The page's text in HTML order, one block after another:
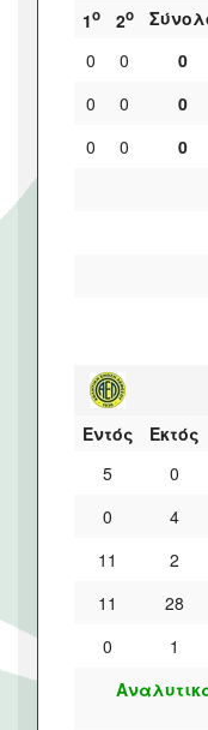
1ο 2ο
0 0 0
0
0 0
0
0 0
Εντός Εκτός
5
0
0
4
11
2
11
28
0
1